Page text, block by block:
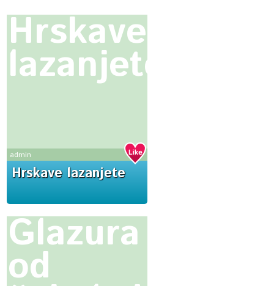
Hrskave
lazanjete
admin
Hrskave lazanjete
Glazura
od